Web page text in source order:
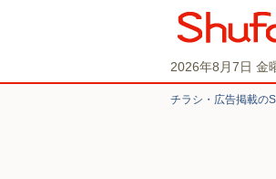
2026年8月7日 金
チラシ・​広告掲載の​